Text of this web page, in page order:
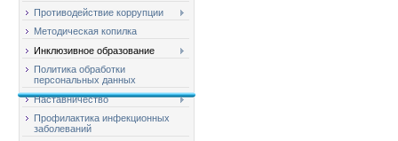
Противодействие коррупции
Методическая копилка
Инклюзивное образование
Политика обработки
персональных данных
Наставничество
Профилактика инфекционных
заболеваний